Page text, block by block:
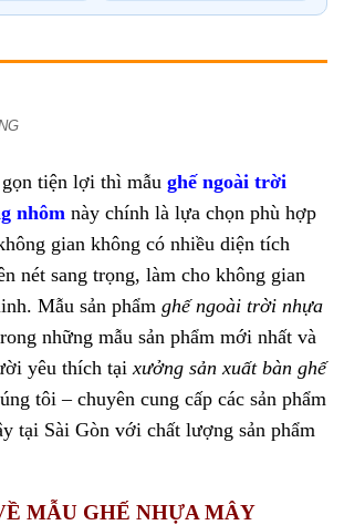
tiện lợi thì mẫu ghế ngoài trời
nhôm này chính là lựa chọn phù hợp
gian không có nhiều diện tích
nét sang trọng, làm cho không gian
Mẫu sản phẩm ghế ngoài trời nhựa
những mẫu sản phẩm mới nhất và
yêu thích tại xưởng sản xuất bàn ghế
tôi – chuyên cung cấp các sản phẩm
tại Sài Gòn với chất lượng sản phẩm
MẪU GHẾ NHỰA MÂY